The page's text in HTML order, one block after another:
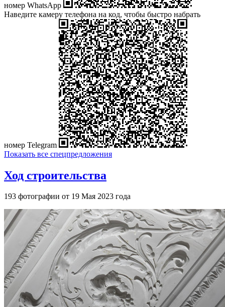
номер WhatsApp
Наведите камеру телефона на код, чтобы быстро набрать
номер Telegram
Показать все спецпредложения
Ход строительства
193 фотографии от 19 Мая 2023 года